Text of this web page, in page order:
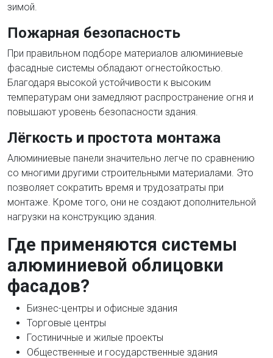
зимой.
Пожарная безопасность
При правильном подборе материалов алюминиевые
фасадные системы обладают огнестойкостью.
Благодаря высокой устойчивости к высоким
температурам они замедляют распространение огня и
повышают уровень безопасности здания.
Лёгкость и простота монтажа
Алюминиевые панели значительно легче по сравнению
со многими другими строительными материалами. Это
позволяет сократить время и трудозатраты при
монтаже. Кроме того, они не создают дополнительной
нагрузки на конструкцию здания.
Где применяются системы
алюминиевой облицовки
фасадов?
Бизнес-центры и офисные здания
Торговые центры
Гостиничные и жилые проекты
Общественные и государственные здания